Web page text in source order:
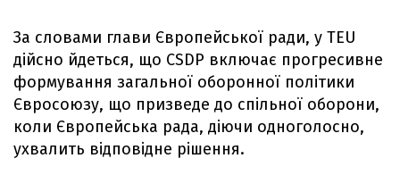
За словами глави Європейської ради, у TEU
дійсно йдеться, що CSDP включає прогресивне
формування загальної оборонної політики
Євросоюзу, що призведе до спільної оборони,
коли Європейська рада, діючи одноголосно,
ухвалить відповідне рішення.